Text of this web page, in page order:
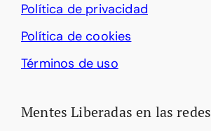
Política de privacidad
Política de cookies
Términos de uso
Mentes Liberadas en las redes